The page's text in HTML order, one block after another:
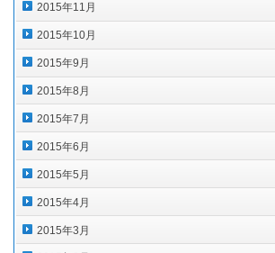
2015年11月
2015年10月
2015年9月
2015年8月
2015年7月
2015年6月
2015年5月
2015年4月
2015年3月